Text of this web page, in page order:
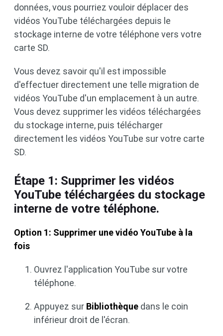
données, vous pourriez vouloir déplacer des
vidéos YouTube téléchargées depuis le
stockage interne de votre téléphone vers votre
carte SD.
Vous devez savoir qu'il est impossible
d'effectuer directement une telle migration de
vidéos YouTube d'un emplacement à un autre.
Vous devez supprimer les vidéos téléchargées
du stockage interne, puis télécharger
directement les vidéos YouTube sur votre carte
SD.
Étape 1: Supprimer les vidéos
YouTube téléchargées du stockage
interne de votre téléphone.
Option 1: Supprimer une vidéo YouTube à la
fois
Ouvrez l'application YouTube sur votre
téléphone.
Appuyez sur Bibliothèque dans le coin
inférieur droit de l'écran.